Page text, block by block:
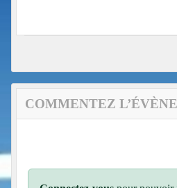
COMMENTEZ